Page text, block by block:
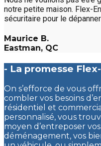
notre petite maison. Flex-
sécuritaire pour le
Maurice B.
Eastman, QC
- La promesse
On s’efforce de vous
combler vos besoins
résidentiel et
personnalisé, vous
moyen d’entreposer
déménagement, vos